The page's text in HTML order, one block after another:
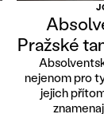
Pražské
nejenom pro
jejich